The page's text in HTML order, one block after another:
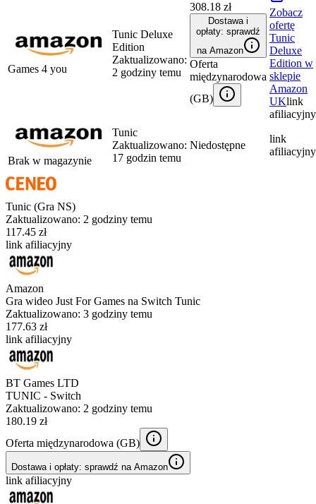
Games 4 you
Tunic Deluxe
Edition
Zaktualizowano:
2 godziny temu
308.18 zł
Dostawa i
opłaty: sprawdź
na Amazon
Oferta
międzynarodowa
(GB)
Zobacz
ofertę
Tunic
Deluxe
Edition w
sklepie
Amazon
UKlink
afiliacyjny
Brak w magazynie
Tunic
Zaktualizowano:
17 godzin temu
Niedostępne
link
afiliacyjny
Tunic (Gra NS)
Zaktualizowano: 2 godziny temu
117.45 zł
link afiliacyjny
Amazon
Gra wideo Just For Games na Switch Tunic
Zaktualizowano: 3 godziny temu
177.63 zł
link afiliacyjny
BT Games LTD
TUNIC - Switch
Zaktualizowano: 2 godziny temu
180.19 zł
Oferta międzynarodowa (GB)
Dostawa i opłaty: sprawdź na Amazon
link afiliacyjny